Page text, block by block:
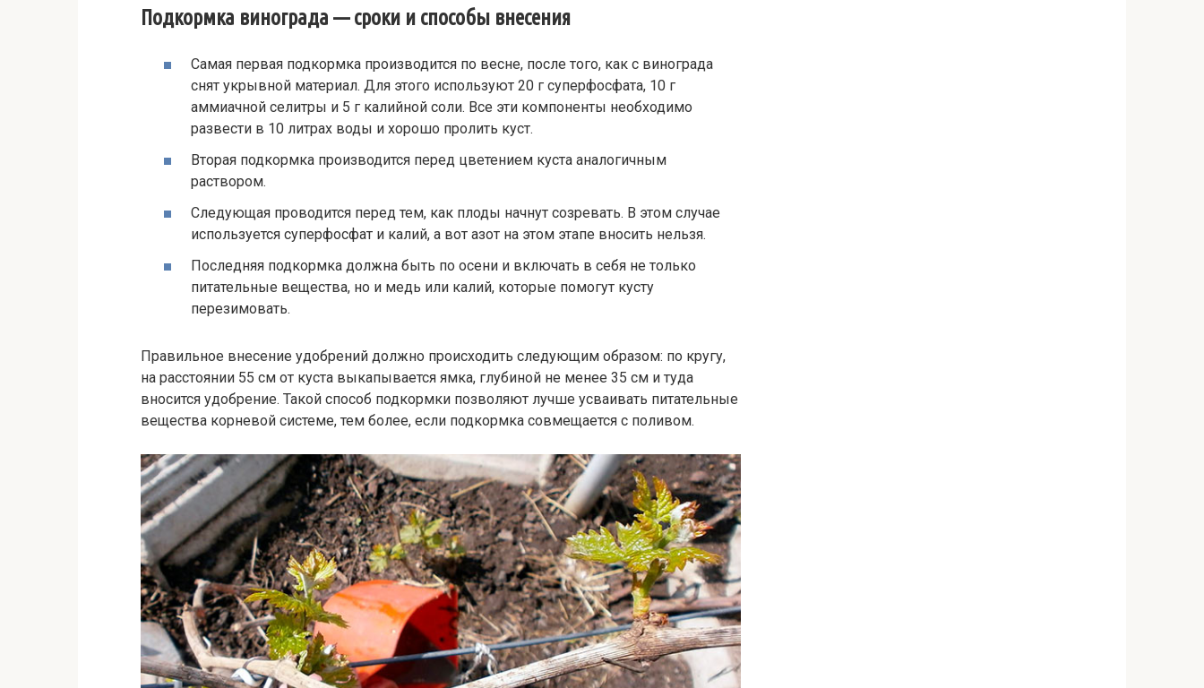
Подкормка винограда — сроки и способы внесения
Самая первая подкормка производится по весне, после того, как с винограда
снят укрывной материал. Для этого используют 20 г суперфосфата, 10 г
аммиачной селитры и 5 г калийной соли. Все эти компоненты необходимо
развести в 10 литрах воды и хорошо пролить куст.
Вторая подкормка производится перед цветением куста аналогичным
раствором.
Следующая проводится перед тем, как плоды начнут созревать. В этом случае
используется суперфосфат и калий, а вот азот на этом этапе вносить нельзя.
Последняя подкормка должна быть по осени и включать в себя не только
питательные вещества, но и медь или калий, которые помогут кусту
перезимовать.
Правильное внесение удобрений должно происходить следующим образом: по кругу,
на расстоянии 55 см от куста выкапывается ямка, глубиной не менее 35 см и туда
вносится удобрение. Такой способ подкормки позволяют лучше усваивать питательные
вещества корневой системе, тем более, если подкормка совмещается с поливом.